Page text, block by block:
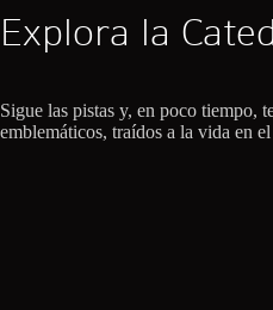
Explora la
Sigue las pistas y, en poco tiempo,
emblemáticos, traídos a la vida en